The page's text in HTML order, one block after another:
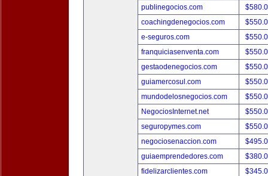
publinegocios.com
coachingdenegocios.com
e-seguros.com
franquiciasenventa.com
gestaodenegocios.com
guiamercosul.com
mundodelosnegocios.com
NegociosInternet.net
seguropymes.com
negociosenaccion.com
guiaemprendedores.com
fidelizarclientes.com